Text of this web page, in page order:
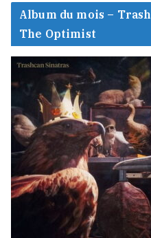
Album du mois –
The Optimist